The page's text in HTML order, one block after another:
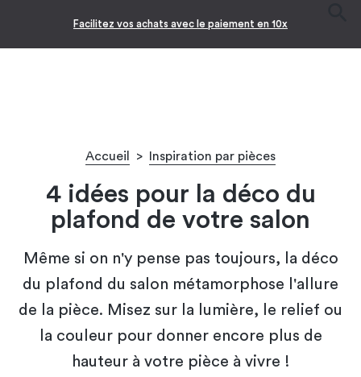
Facilitez vos achats avec le paiement en 10x
Accueil > Inspiration par pièces
4 idées pour la déco du
plafond de votre salon
Même si on n'y pense pas toujours, la déco
du plafond du salon métamorphose l'allure
de la pièce. Misez sur la lumière, le relief ou
la couleur pour donner encore plus de
hauteur à votre pièce à vivre !